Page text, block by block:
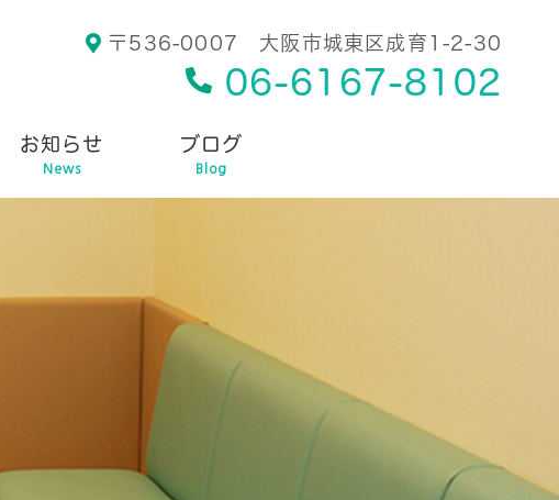
〒536-0007 大阪市城東区成育1-2-30
06-6167-8102
お知らせ
News
ブログ
Blog